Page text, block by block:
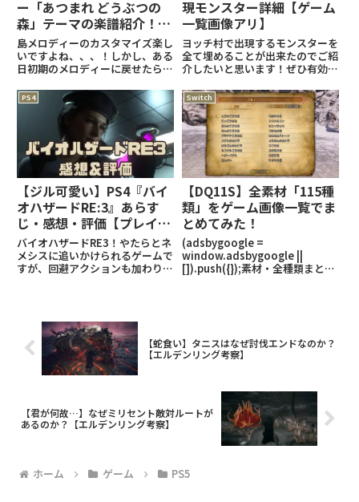
ー「あつまれ どうぶつの
森」テーマの楽譜紹介！
【初期メロディーに戻した
い！】
島メロディーのカスタマイズ楽し
いですよね、、、！しかし、ある
日初期のメロディーに戻せたらな
のときの初期島メロのご紹介をし
ます！ (adsbygoogle =
window.adsbygoogle || []).
現モンスター詳細【ゲーム
一覧画像アリ】
ヨッチ村で出現するモンスターを
全て埋めることが出来たのでご紹
介したいと思います！ぜひ有効活
= window.adsbygoogle ||
[]).push({});始まりの祭壇(DQ1)
ガライの町ク
PS4
【ジル可愛い】PS4『バイ
オハザードRE:3』あらす
じ・感想・評価【プレイ感
想】
バイオハザードRE3！やたらとネ
メシスに追いかけられるゲームで
すが、回避アクションも加わりよ
ハザードRE3』関連の記事はこち
ら！ (adsbygoog
Switch
【DQ11S】全素材「115種
類」をゲーム画像一覧でま
とめてみた！
(adsbygoogle =
window.adsbygoogle ||
[]).push({});素材・全種類まとめ
【蛇食い】タニスはなぜ討伐エンドなのか？
【エルデンリング考察】
【君が何故…】なぜミリセント敵対ルートが
あるのか？【エルデンリング考察】
ホーム ゲーム PS5